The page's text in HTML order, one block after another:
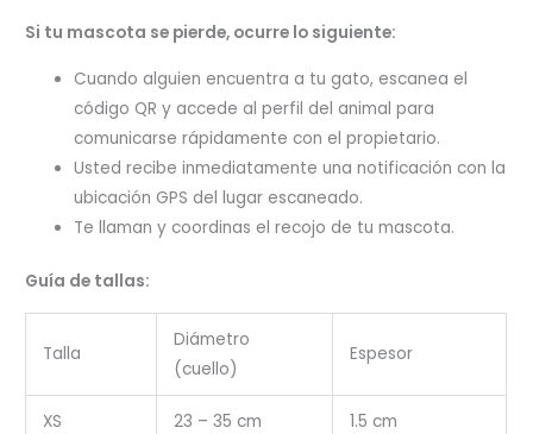
Si tu mascota se pierde, ocurre lo siguiente:
Cuando alguien encuentra a tu gato, escanea el
código QR y accede al perfil del animal para
comunicarse rápidamente con el propietario.
Usted recibe inmediatamente una notificación con la
ubicación GPS del lugar escaneado.
Te llaman y coordinas el recojo de tu mascota.
Guía de tallas:
Talla
Diámetro
(cuello)
Espesor
XS 23 – 35 cm 1.5 cm